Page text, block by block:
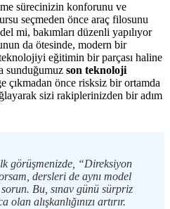
sürecinizin konforunu ve
seçmeden önce araç filosunu
mi, bakımları düzenli yapılıyor
da ötesinde, modern bir
eğitimin bir parçası haline
sunduğumuz son teknoloji
çıkmadan önce risksiz bir ortamda
sizi rakiplerinizden bir adım
görüşmenizde, “Direksiyon
dersleri de aynı model
Bu, sınav günü sürpriz
olan alışkanlığınızı artırır.